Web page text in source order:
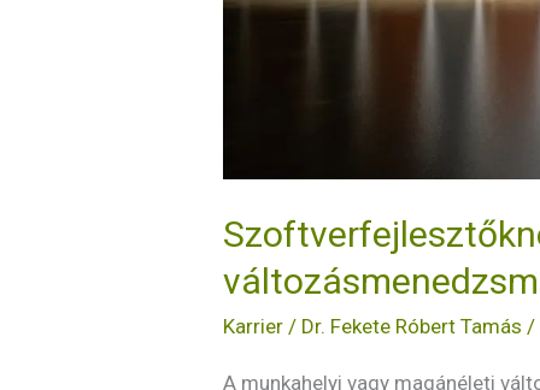
Karrier / Dr. Fekete Róbert Tamás /
A munkahelyi vagy magánéleti